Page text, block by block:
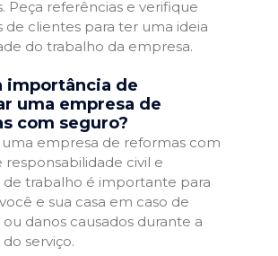
Peça referências e verifique
de clientes para ter uma ideia
do trabalho da empresa.
importância de
uma empresa de
com seguro?
empresa de reformas com
responsabilidade civil e
de trabalho é importante para
e sua casa em caso de
danos causados durante a
serviço.